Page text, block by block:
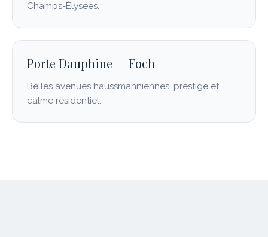
Champs-Élysées.
Porte Dauphine — Foch
Belles avenues haussmanniennes, prestige et
calme résidentiel.